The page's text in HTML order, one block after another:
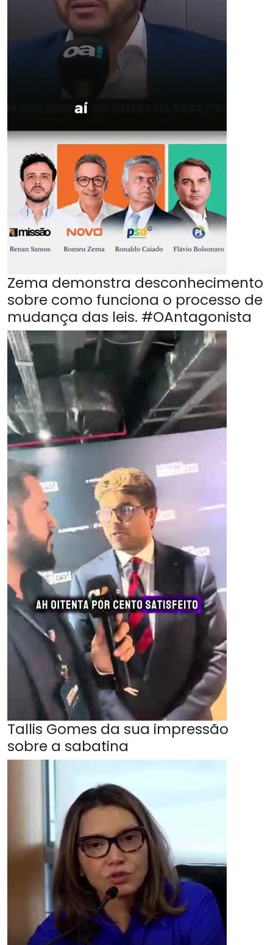
Zema demonstra desconhecimento
sobre como funciona o processo de
mudança das leis. #OAntagonista
Tallis Gomes da sua impressão
sobre a sabatina